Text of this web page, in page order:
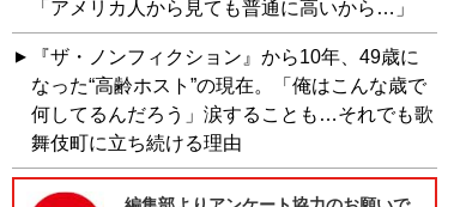
「アメリカ人から見ても普通に高いから…」
『ザ・ノンフィクション』から10年、49歳に
なった“高齢ホスト”の現在。「俺はこんな歳で
何してるんだろう」涙することも…それでも歌
舞伎町に立ち続ける理由